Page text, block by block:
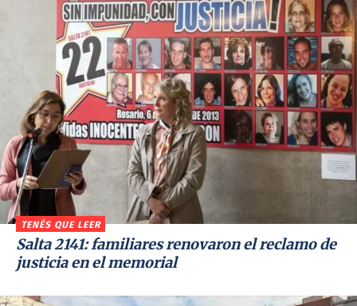
TENÉS QUE LEER
Salta 2141: familiares renovaron el reclamo de
justicia en el memorial